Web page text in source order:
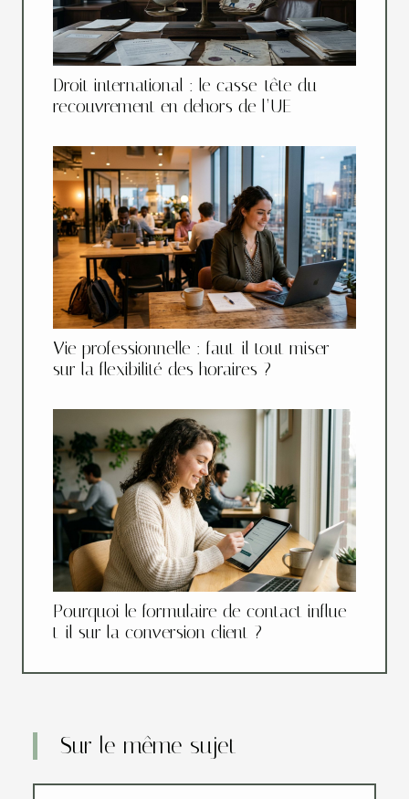
Droit international : le casse-tête du
recouvrement en dehors de l’UE
Vie professionnelle : faut-il tout miser
sur la flexibilité des horaires ?
Pourquoi le formulaire de contact influe-
t-il sur la conversion client ?
Sur le même sujet